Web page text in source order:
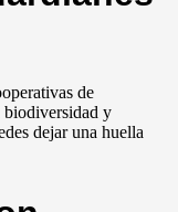
de
biodiversidad y
dejar una huella